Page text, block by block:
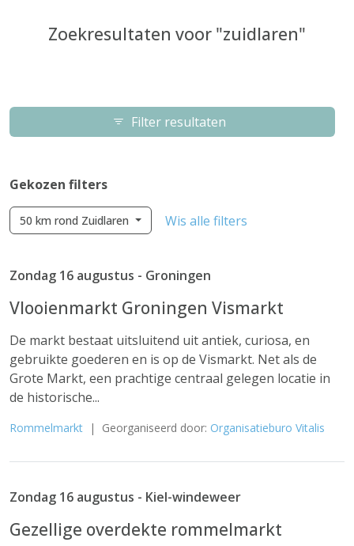
Zoekresultaten voor "zuidlaren"
Filter resultaten
Gekozen filters
50 km rond Zuidlaren Wis alle filters
Zondag 16 augustus - Groningen
Vlooienmarkt Groningen Vismarkt
De markt bestaat uitsluitend uit antiek, curiosa, en
gebruikte goederen en is op de Vismarkt. Net als de
Grote Markt, een prachtige centraal gelegen locatie in
de historische...
Rommelmarkt | Georganiseerd door: Organisatieburo Vitalis
Zondag 16 augustus - Kiel-windeweer
Gezellige overdekte rommelmarkt